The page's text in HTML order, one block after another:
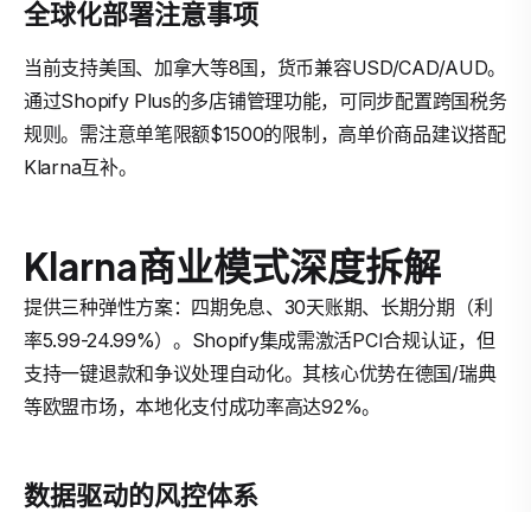
全球化部署注意事项
当前支持美国、加拿大等8国，货币兼容USD/CAD/AUD。
通过Shopify Plus的多店铺管理功能，可同步配置跨国税务
规则。需注意单笔限额$1500的限制，高单价商品建议搭配
Klarna互补。
Klarna商业模式深度拆解
提供三种弹性方案：四期免息、30天账期、长期分期（利
率5.99-24.99%）。Shopify集成需激活PCI合规认证，但
支持一键退款和争议处理自动化。其核心优势在德国/瑞典
等欧盟市场，本地化支付成功率高达92%。
数据驱动的风控体系